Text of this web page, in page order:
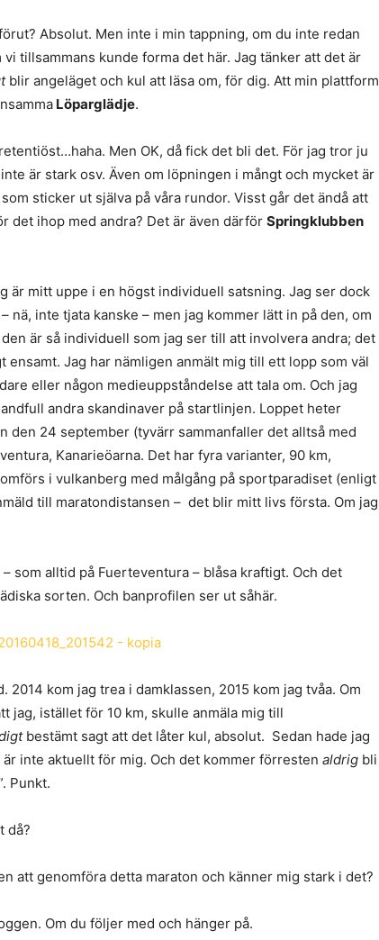
Absolut. Men inte i min tappning, om du inte redan
tillsammans kunde forma det här. Jag tänker att det är
blir angeläget och kul att läsa om, för dig. Att min plattform
Löparglädje.
Men OK, då fick det bli det. För jag tror ju
är stark osv. Även om löpningen i mångt och mycket är
sticker ut själva på våra rundor. Visst går det ändå att
det ihop med andra? Det är även därför Springklubben
är mitt uppe i en högst individuell satsning. Jag ser dock
nä, inte tjata kanske – men jag kommer lätt in på den, om
är så individuell som jag ser till att involvera andra; det
ensamt. Jag har nämligen anmält mig till ett lopp som väl
eller någon medieuppståndelse att tala om. Och jag
andra skandinaver på startlinjen. Loppet heter
den 24 september (tyvärr sammanfaller det alltså med
Kanarieöarna. Det har fyra varianter, 90 km,
i vulkanberg med målgång på sportparadiset (enligt
till maratondistansen – det blir mitt livs första. Om jag
som alltid på Fuerteventura – blåsa kraftigt. Och det
sorten. Och banprofilen ser ut såhär.
2014 kom jag trea i damklassen, 2015 kom jag tvåa. Om
jag, istället för 10 km, skulle anmäla mig till
bestämt sagt att det låter kul, absolut. Sedan hade jag
inte aktuellt för mig. Och det kommer förresten aldrig bli
Punkt.
då?
att genomföra detta maraton och känner mig stark i det?
Om du följer med och hänger på.